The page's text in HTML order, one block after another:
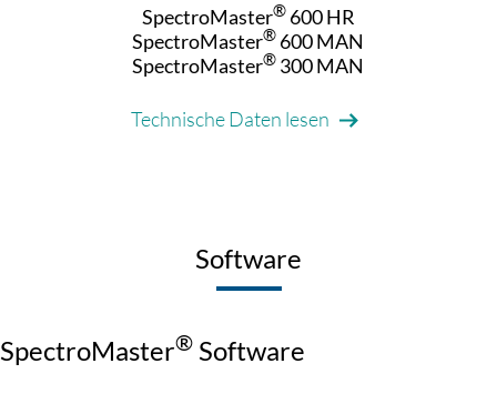
SpectroMaster®600 HR
SpectroMaster® 600 MAN
SpectroMaster® 300 MAN
Technische Daten lesen
Software
SpectroMaster® Software